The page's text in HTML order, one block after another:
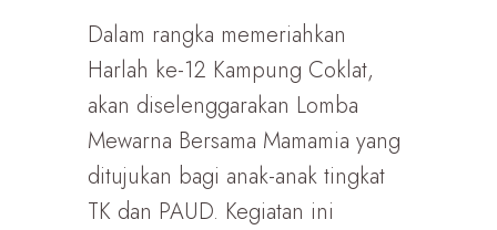
Dalam rangka memeriahkan
Harlah ke-12 Kampung Coklat,
akan diselenggarakan Lomba
Mewarna Bersama Mamamia yang
ditujukan bagi anak-anak tingkat
TK dan PAUD. Kegiatan ini